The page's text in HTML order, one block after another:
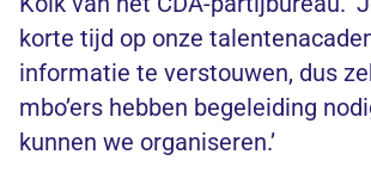
korte tijd op onze
informatie te verstouwen, dus
mbo’ers hebben begeleiding
kunnen we organiseren.’